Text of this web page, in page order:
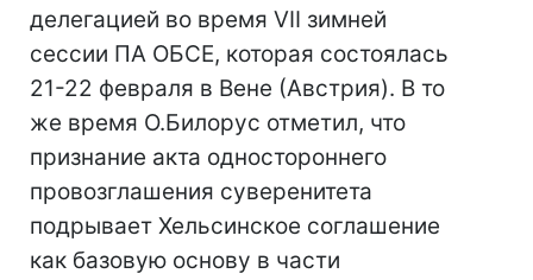
делегацией во время VII зимней
сессии ПА ОБСЕ, которая состоялась
21-22 февраля в Вене (Австрия). В то
же время О.Билорус отметил, что
признание акта одностороннего
провозглашения суверенитета
подрывает Хельсинское соглашение
как базовую основу в части